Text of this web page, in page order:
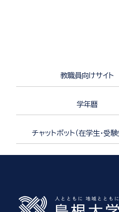
教職員向けサイト
学年暦
チャットボット（在学生・受験